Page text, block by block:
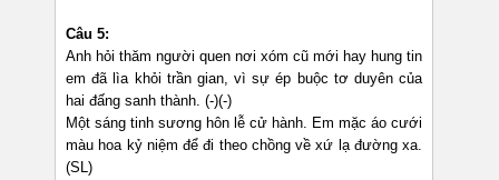
Câu 5:
Anh hỏi thăm người quen nơi xóm cũ mới hay hung tin
em đã lìa khỏi trần gian, vì sự ép buộc tơ duyên của
hai đấng sanh thành. (-)(-)
Một sáng tinh sương hôn lễ cử hành. Em mặc áo cưới
màu hoa kỷ niệm để đi theo chồng về xứ lạ đường xa.
(SL)